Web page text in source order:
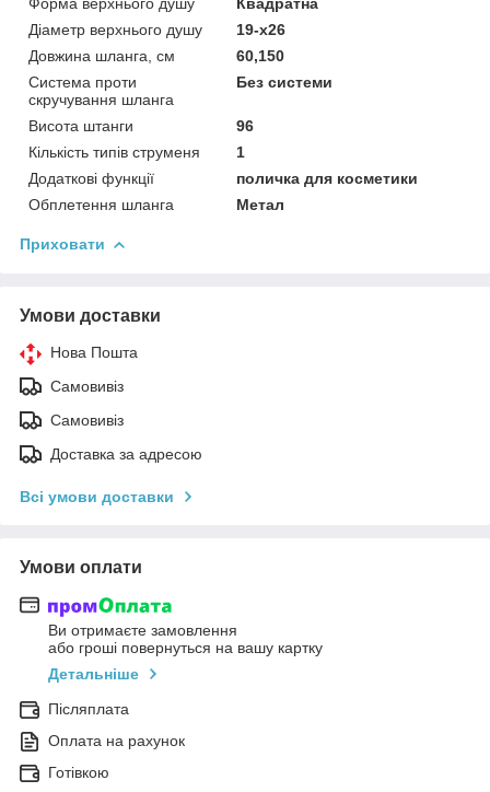
Діаметр верхнього душу
19-x26
Довжина шланга, см
60,150
Система проти
скручування шланга
Без системи
Висота штанги
96
Кількість типів струменя
1
Додаткові функції
поличка для косметики
Обплетення шланга
Метал
Приховати
Умови доставки
Нова Пошта
Самовивіз
Самовивіз
Доставка за адресою
Всі умови доставки
Умови оплати
Ви отримаєте замовлення
або гроші повернуться на вашу картку
Детальніше
Післяплата
Оплата на рахунок
Готівкою